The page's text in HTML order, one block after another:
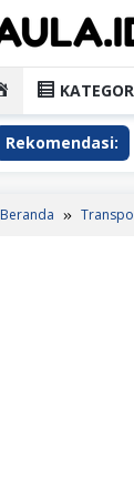
HOME
Rekomendasi:
Beranda